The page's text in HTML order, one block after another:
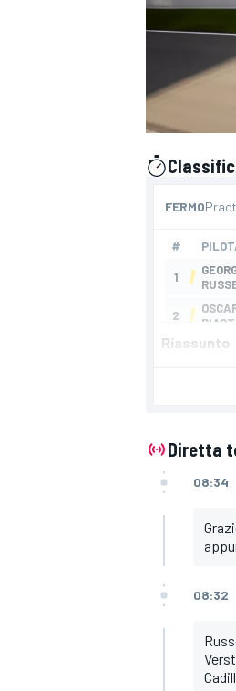
MONOPOSTO
presentato da
Riassunto
Diretta
08:34
08:32